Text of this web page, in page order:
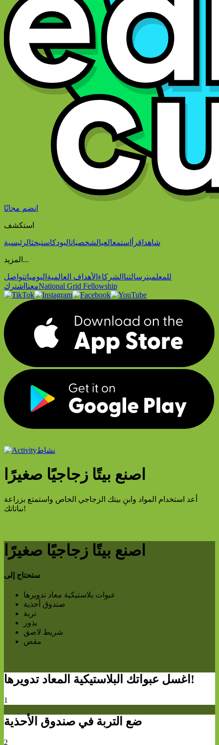
انضم مجانًا
استكشف
شاهد اقرأ استمعالعبالشخصياتالبودكاستبحثالرئيسية
المزيد...
للمعلمينرسالتنا الشركاء الأهداف العالمية اليومياتتواصل
معنا اشترك National Grid Fellowship
نشاط
اصنع بيتًا زجاجيًا صغيرًا
أعد استخدام المواد وابنِ بيتك الزجاجي الخاص واستمتع بزراعة
نباتاتك!
اصنع بيتًا زجاجيًا صغيرًا
ستحتاج إلى
عبوات بلاستيكية معاد تدويرها
صندوق أحذية
تربة
بذور
شريط لاصق
مقص
اغسل عبواتك البلاستيكية المعاد تدويرها!
1
ضع التربة في صندوق الأحذية
2